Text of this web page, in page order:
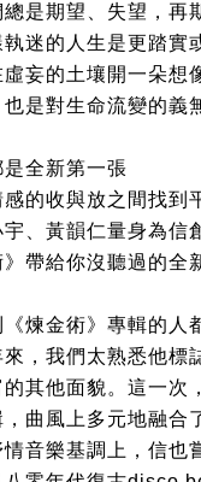
是期望、失望，再
執迷的人生是更踏實
妄的土壤開一朵想
也是對生命流變的義
全新第一張
的收與放之間找到
宇、黃韻仁量身為信
》帶給你沒聽過的全
煉金術》專輯的人
，我們太熟悉他標
的其他面貌。這一
，曲風上多元地融
音樂基調上，信也